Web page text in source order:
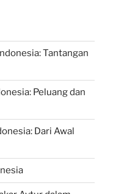
Tantangan
Peluang dan
Dari Awal